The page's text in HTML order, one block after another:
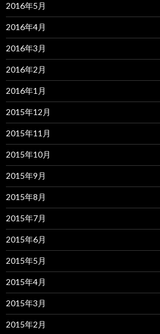
2016年5月
2016年4月
2016年3月
2016年2月
2016年1月
2015年12月
2015年11月
2015年10月
2015年9月
2015年8月
2015年7月
2015年6月
2015年5月
2015年4月
2015年3月
2015年2月